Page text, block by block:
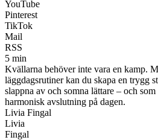
YouTube
Pinterest
TikTok
Mail
RSS
5 min
Kvällarna behöver inte vara en kamp.
läggdagsrutiner kan du skapa en trygg
slappna av och somna lättare – och
harmonisk avslutning på dagen.
Livia Fingal
Livia
Fingal